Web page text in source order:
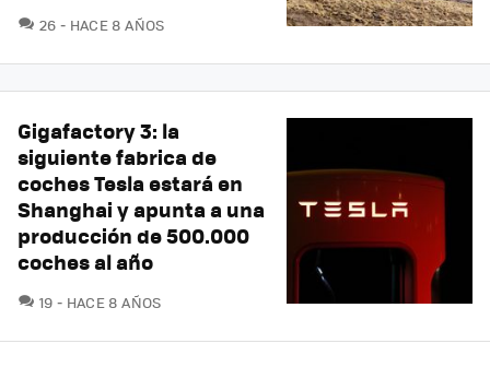
26 COMENTARIOS
HACE 8 AÑOS
Gigafactory 3: la
siguiente fabrica de
coches Tesla estará en
Shanghai y apunta a una
producción de 500.000
coches al año
19 COMENTARIOS
HACE 8 AÑOS